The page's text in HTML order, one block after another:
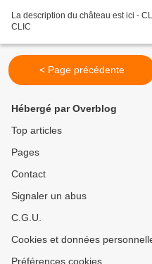
La description du château est ici -
CLIC
< Page précédente
Hébergé par Overblog
Top articles
Pages
Contact
Signaler un abus
C.G.U.
Cookies et données
Préférences cookies